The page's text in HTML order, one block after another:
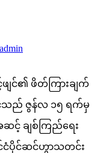
admin
င်၏ ဖိတ်ကြားချက်
င်သည် ဇွန်လ ၁၅ ရက်မှ
ချစ်ကြည်ရေး
င်ငံပိုင်ဆင်ဟွာသတင်း